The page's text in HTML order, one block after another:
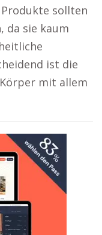
sollten
da sie kaum
ist die
mit allem